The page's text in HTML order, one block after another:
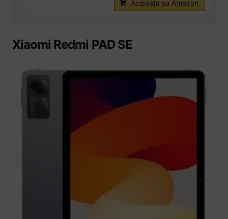
Acquista su Amazon
Xiaomi Redmi PAD SE